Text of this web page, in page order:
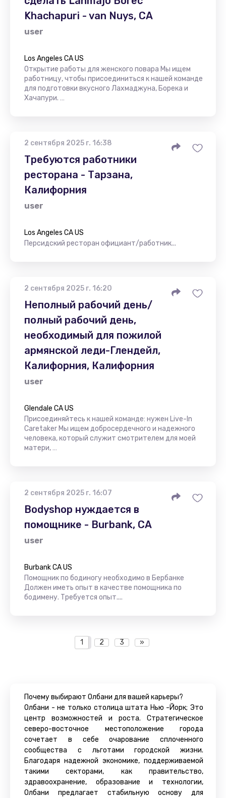
Khachapuri - van Nuys, CA
user
Los Angeles CA US
Открытие работы для женского повара Мы ищем
работницу, чтобы присоединиться к нашей команде
для подготовки вкусного Лахмаджуна, Борека и
Хачапури. …
2 сентября 2025 г. 16:38
Требуются работники
ресторана - Тарзана,
Калифорния
user
Los Angeles CA US
Персидский ресторан официант/работник...
2 сентября 2025 г. 16:20
Неполный рабочий день/
полный рабочий день,
необходимый для пожилой
армянской леди-Глендейл,
Калифорния, Калифорния
user
Glendale CA US
Присоединяйтесь к нашей команде: нужен Live-In
Caretaker Мы ищем добросердечного и надежного
человека, который служит смотрителем для моей
матери, …
2 сентября 2025 г. 16:07
Bodyshop нуждается в
помощнике - Burbank, CA
user
Burbank CA US
Помощник по бодиногу необходимо в Бербанке
Должен иметь опыт в качестве помощника по
бодимену. Требуется опыт....
1 2 3 »
Почему выбирают Олбани для вашей карьеры?
Олбани - не только столица штата Нью -Йорк; Это
центр возможностей и роста. Стратегическое
северо-восточное местоположение города
сочетает в себе очарование сплоченного
сообщества с льготами городской жизни.
Благодаря надежной экономике, поддерживаемой
такими секторами, как правительство,
здравоохранение, образование и технологии,
Олбани предлагает стабильную основу для